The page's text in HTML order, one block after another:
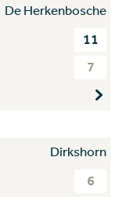
De Herkenbosche
11
7
Dirkshorn
6